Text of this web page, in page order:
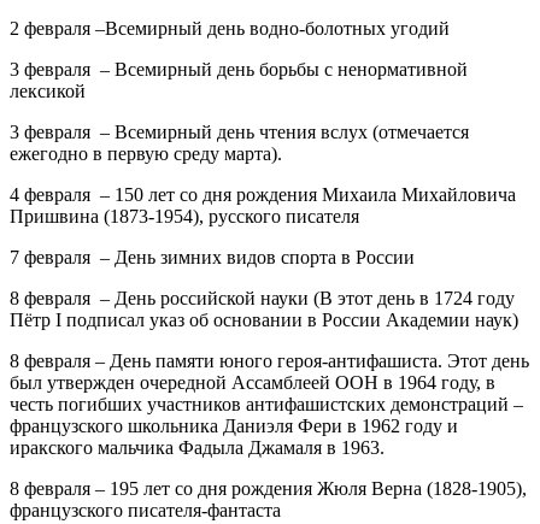
2 февраля –Всемирный день водно-болотных угодий
3 февраля – Всемирный день борьбы с ненормативной
лексикой
3 февраля – Всемирный день чтения вслух (отмечается
ежегодно в первую среду марта).
4 февраля – 150 лет со дня рождения Михаила Михайловича
Пришвина (1873-1954), русского писателя
7 февраля – День зимних видов спорта в России
8 февраля – День российской науки (В этот день в 1724 году
Пётр I подписал указ об основании в России Академии наук)
8 февраля – День памяти юного героя-антифашиста. Этот день
был утвержден очередной Ассамблеей ООН в 1964 году, в
честь погибших участников антифашистских демонстраций –
французского школьника Даниэля Фери в 1962 году и
иракского мальчика Фадыла Джамаля в 1963.
8 февраля – 195 лет со дня рождения Жюля Верна (1828-1905),
французского писателя-фантаста